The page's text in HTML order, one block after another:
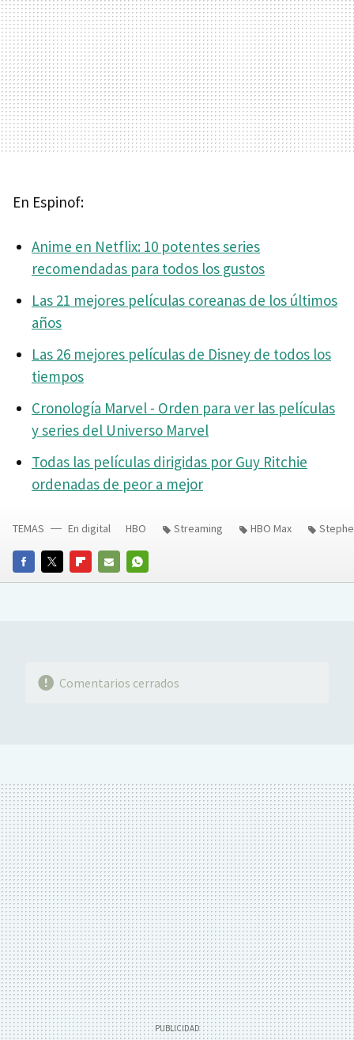
En Espinof:
Anime en Netflix: 10 potentes series
recomendadas para todos los gustos
Las 21 mejores películas coreanas de los últimos
años
Las 26 mejores películas de Disney de todos los
tiempos
Cronología Marvel - Orden para ver las películas
y series del Universo Marvel
Todas las películas dirigidas por Guy Ritchie
ordenadas de peor a mejor
FACEBOOKTWITTERFLIPBOARD
E-
WHATSAPP
TEMAS En digital HBO Streaming HBO Max
Comentarios cerrados